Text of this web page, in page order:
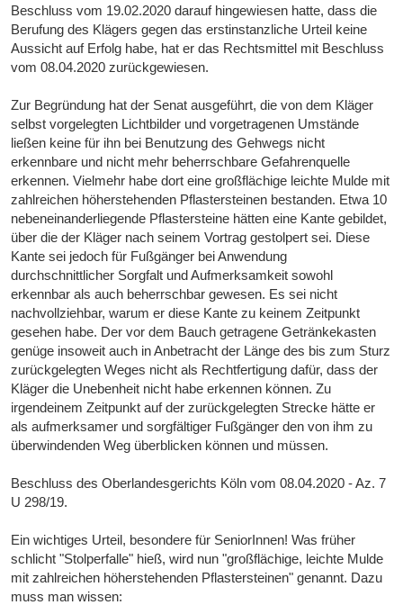
Beschluss vom 19.02.2020 darauf hingewiesen hatte, dass die
Berufung des Klägers gegen das erstinstanzliche Urteil keine
Aussicht auf Erfolg habe, hat er das Rechtsmittel mit Beschluss
vom 08.04.2020 zurückgewiesen.
Zur Begründung hat der Senat ausgeführt, die von dem Kläger
selbst vorgelegten Lichtbilder und vorgetragenen Umstände
ließen keine für ihn bei Benutzung des Gehwegs nicht
erkennbare und nicht mehr beherrschbare Gefahrenquelle
erkennen. Vielmehr habe dort eine großflächige leichte Mulde mit
zahlreichen höherstehenden Pflastersteinen bestanden. Etwa 10
nebeneinanderliegende Pflastersteine hätten eine Kante gebildet,
über die der Kläger nach seinem Vortrag gestolpert sei. Diese
Kante sei jedoch für Fußgänger bei Anwendung
durchschnittlicher Sorgfalt und Aufmerksamkeit sowohl
erkennbar als auch beherrschbar gewesen. Es sei nicht
nachvollziehbar, warum er diese Kante zu keinem Zeitpunkt
gesehen habe. Der vor dem Bauch getragene Getränkekasten
genüge insoweit auch in Anbetracht der Länge des bis zum Sturz
zurückgelegten Weges nicht als Rechtfertigung dafür, dass der
Kläger die Unebenheit nicht habe erkennen können. Zu
irgendeinem Zeitpunkt auf der zurückgelegten Strecke hätte er
als aufmerksamer und sorgfältiger Fußgänger den von ihm zu
überwindenden Weg überblicken können und müssen.
Beschluss des Oberlandesgerichts Köln vom 08.04.2020 - Az. 7
U 298/19.
Ein wichtiges Urteil, besondere für SeniorInnen! Was früher
schlicht "Stolperfalle" hieß, wird nun "großflächige, leichte Mulde
mit zahlreichen höherstehenden Pflastersteinen" genannt. Dazu
muss man wissen: